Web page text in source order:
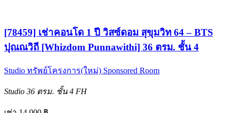
[78459] เช่าคอนโด 1 ปี วิสซ์ดอม สุขุมวิท 64 – BTS
ปุณณวิถี [Whizdom Punnawithi] 36 ตรม. ชั้น 4
Studio ทรัพย์โครงการ(ใหม่) Sponsored Room
Studio 36 ตรม. ชั้น 4 FH